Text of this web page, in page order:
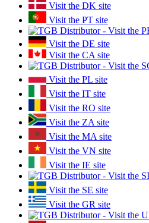
Visit the DK site
Visit the PT site
Visit the DE site
Visit the CA site
Visit the PL site
Visit the IT site
Visit the RO site
Visit the ZA site
Visit the MA site
Visit the VN site
Visit the IE site
Visit the SE site
Visit the GR site